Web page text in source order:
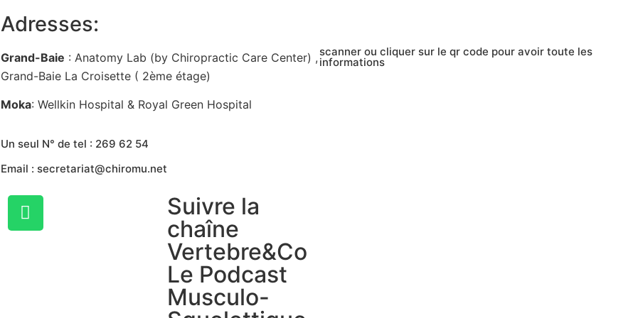
Adresses:
Grand-Baie : Anatomy Lab (by Chiropractic Care Center) ,
Grand-Baie La Croisette ( 2ème étage)
Moka: Wellkin Hospital & Royal Green Hospital
Un seul N° de tel : 269 62 54
Email : secretariat@chiromu.net
Suivre la
chaîne
Vertebre&Co
Le Podcast
Musculo-
scanner ou cliquer sur le qr code pour avoir toute les
informations